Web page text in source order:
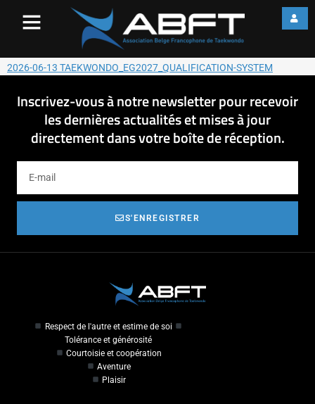
SYSTEM
2026-06-13 TAEKWONDO_EG2027_QUALIFICATION-SYSTEM
Inscrivez-vous à notre newsletter pour recevoir
les dernières actualités et mises à jour
directement dans votre boîte de réception.
S'ENREGISTRER
Respect de l'autre et estime de soi
Tolérance et générosité
Courtoisie et coopération
Aventure
Plaisir